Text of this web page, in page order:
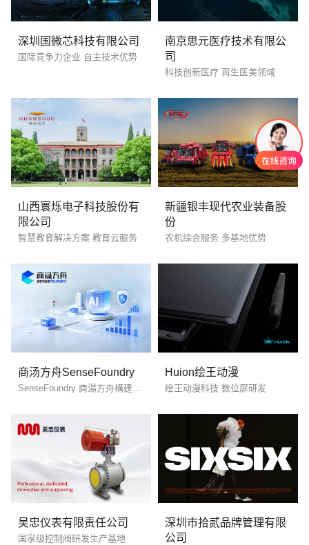
深圳国微芯科技有限公司
国际竞争力企业 自主技术优势
南京思元医疗技术有限公
司
科技创新医疗 再生医美领域
山西寰烁电子科技股份有
限公司
智慧教育解决方案 教育云服务
新疆银丰现代农业装备股
份
农机综合服务 多基地优势
商汤方舟SenseFoundry
SenseFoundry 商湯方舟構建面向未來的城市管理平台
Huion绘王动漫
绘王动漫科技 数位屏研发
吴忠仪表有限责任公司
国家级控制阀研发生产基地
深圳市拾贰品牌管理有限
公司
创意品牌型网站 · 标准企业官网建设 外贸网
电商及系统平台开发 微信小程序开发